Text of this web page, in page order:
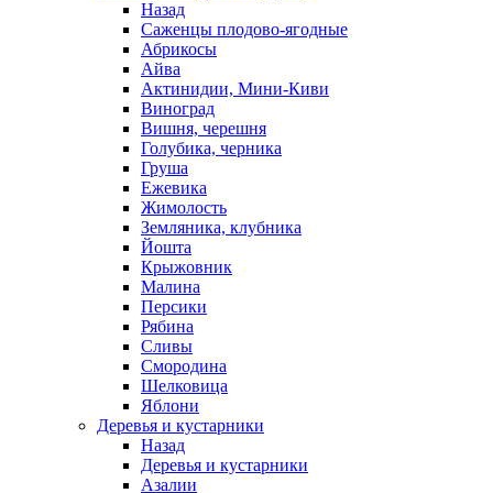
Назад
Саженцы плодово-ягодные
Абрикосы
Айва
Актинидии, Мини-Киви
Виноград
Вишня, черешня
Голубика, черника
Груша
Ежевика
Жимолость
Земляника, клубника
Йошта
Крыжовник
Малина
Персики
Рябина
Сливы
Смородина
Шелковица
Яблони
Деревья и кустарники
Назад
Деревья и кустарники
Азалии